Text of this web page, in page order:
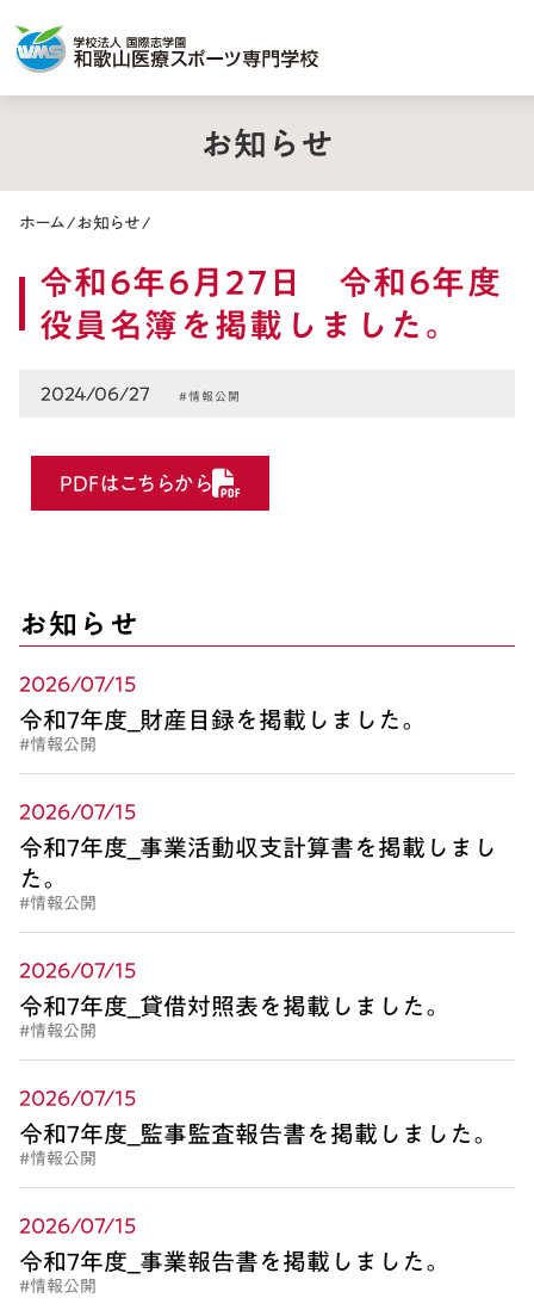
お知らせ
ホーム/お知らせ/
令和6年6月27日 令和6年度
役員名簿を掲載しました。
2024/06/27 #情報公開
PDFはこちらから
お知らせ
2026/07/15
令和7年度_財産目録を掲載しました。
#情報公開
2026/07/15
令和7年度_事業活動収支計算書を掲載しまし
た。
#情報公開
2026/07/15
令和7年度_貸借対照表を掲載しました。
#情報公開
2026/07/15
令和7年度_監事監査報告書を掲載しました。
#情報公開
2026/07/15
令和7年度_事業報告書を掲載しました。
#情報公開